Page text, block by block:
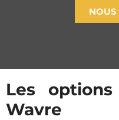
NOUS
Les
Wavre